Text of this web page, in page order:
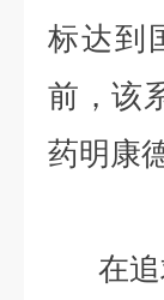
标达到
前，该
药明康
在追